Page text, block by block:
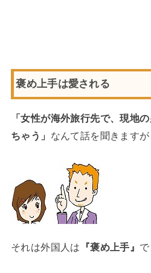
褒め上手は愛される
「女性が海外旅行先で、現地
ちゃう」 なんて話を聞きます
それは外国人は 『褒め上手』 で